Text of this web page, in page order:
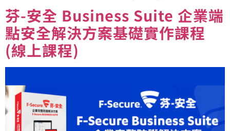
芬-安全 Business Suite 企業端
點安全解決方案基礎實作課程
(線上課程)